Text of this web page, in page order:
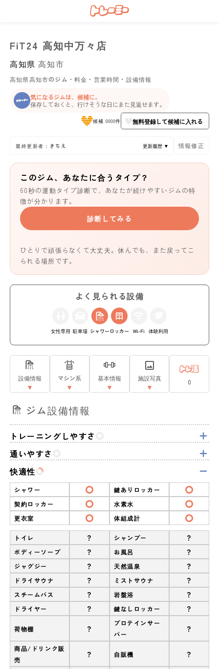
FiT24 高知中万々店
高知県 高知市
高知県高知市のジム・料金・営業時間・設備情報
気になるジムは、候補に。
保存しておくと、行けそうな日にまた見返せます。
候補 0000件 無料登録して候補に入れる
最終更新者：きちえ 更新履歴 ▼ 情報修正
このジム、あなたに合うタイプ？
60秒の運動タイプ診断で、あなたが続けやすいジムの特
徴が分かります。
診断してみる
ひとりで頑張らなくて大丈夫。休んでも、また戻ってこ
られる場所です。
よく見られる設備
女性専用 駐車場 シャワー ロッカー Wi-Fi 体験利用
設備情報 マシン系 基本情報 施設写真 0
ジム設備情報
トレーニングしやすさ
通いやすさ
快適性
シャワー
鍵ありロッカー
契約ロッカー
水素水
更衣室
体組成計
トイレ ? シャンプー ?
ボディーソープ ? お風呂 ?
ジャグジー ? 天然温泉 ?
ドライサウナ ? ミストサウナ ?
スチームバス ? 岩盤浴 ?
ドライヤー ? 鍵なしロッカー ?
荷物棚 ?
プロテインサー
バー
?
商品/ドリンク販
売
? 自販機 ?